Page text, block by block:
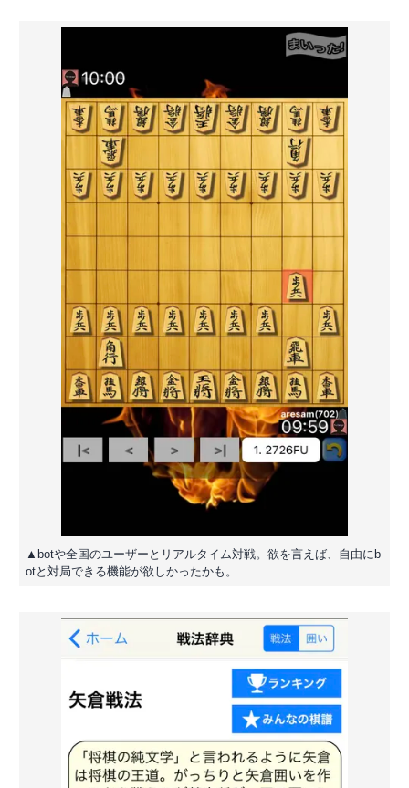
▲botや全国のユーザーとリアルタイム対戦。欲を言えば、自由にb
otと対局できる機能が欲しかったかも。